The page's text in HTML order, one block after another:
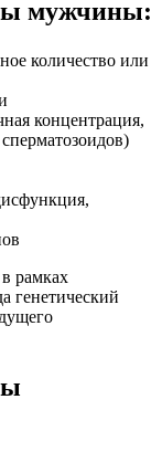
мужчины:
количество или
концентрация,
рамках
генетический